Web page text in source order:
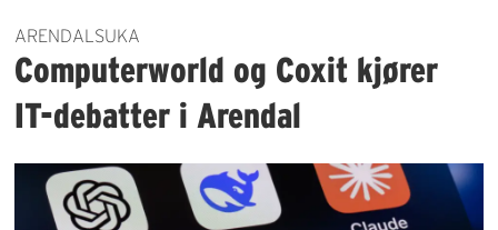
ARENDALSUKA
Computerworld og Coxit kjører
IT-debatter i Arendal